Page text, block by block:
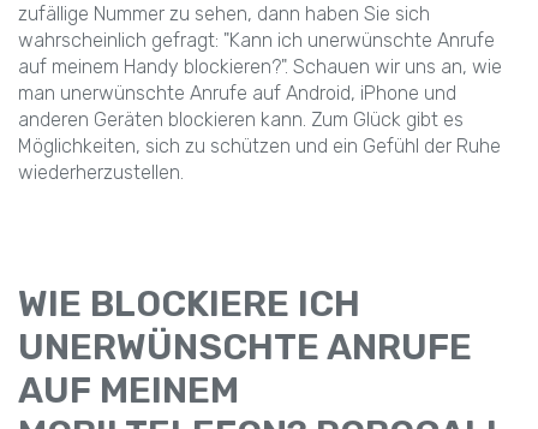
zufällige Nummer zu sehen, dann haben Sie sich
wahrscheinlich gefragt: "Kann ich unerwünschte Anrufe
auf meinem Handy blockieren?". Schauen wir uns an, wie
man unerwünschte Anrufe auf Android, iPhone und
anderen Geräten blockieren kann. Zum Glück gibt es
Möglichkeiten, sich zu schützen und ein Gefühl der Ruhe
wiederherzustellen.
WIE BLOCKIERE ICH
UNERWÜNSCHTE ANRUFE
AUF MEINEM